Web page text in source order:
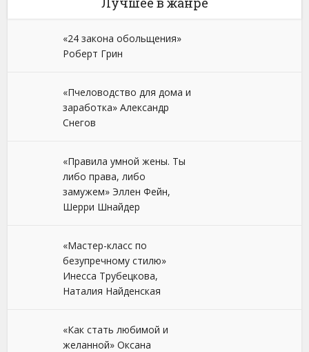
«24 закона обольщения»
Роберт Грин
«Пчеловодство для дома и
заработка» Александр
Снегов
«Правила умной жены. Ты
либо права, либо
замужем» Эллен Фейн,
Шерри Шнайдер
«Мастер-класс по
безупречному стилю»
Инесса Трубецкова,
Наталия Найденская
«Как стать любимой и
желанной» Оксана